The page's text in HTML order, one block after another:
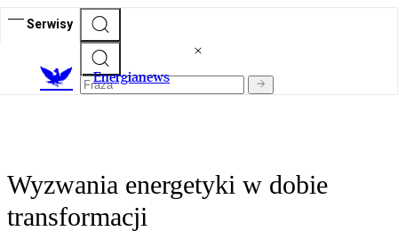
Serwisy
Energianews
Wyzwania energetyki w dobie
transformacji